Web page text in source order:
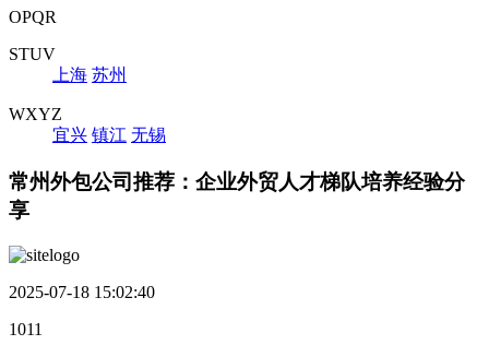
OPQR
STUV
上海 苏州
WXYZ
宜兴 镇江 无锡
常州外包公司推荐：企业外贸人才梯队培养经验分
享
2025-07-18 15:02:40
1011